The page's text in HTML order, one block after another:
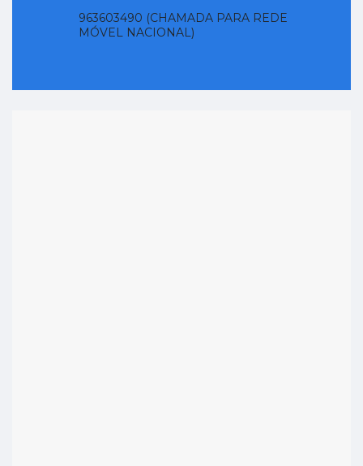
963603490 (CHAMADA PARA REDE
MÓVEL NACIONAL)